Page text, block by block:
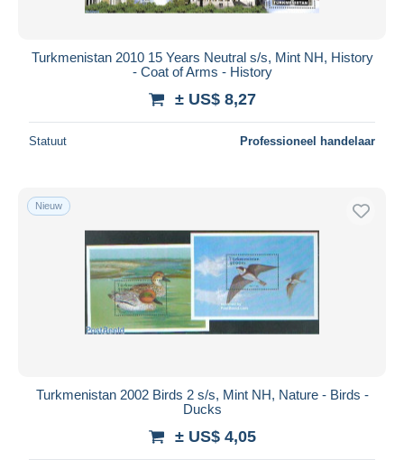
Turkmenistan 2010 15 Years Neutral s/s, Mint NH, History
- Coat of Arms - History
± US$ 8,27
Statuut Professioneel handelaar
Nieuw
Turkmenistan 2002 Birds 2 s/s, Mint NH, Nature - Birds -
Ducks
± US$ 4,05